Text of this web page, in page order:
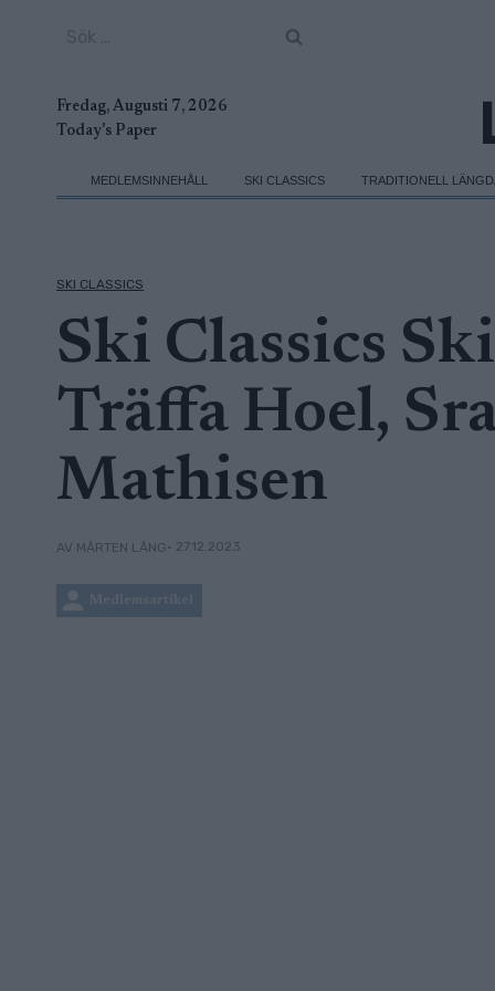
Fredag, Augusti 7, 2026
Today's Paper
MEDLEMSINNEHÅLL SKI CLASSICS TRADITIONELL
SKI CLASSICS
Ski Classics
Träffa Hoel,
Mathisen
AV MÅRTEN LÅNG• 27.12.2023
Medlemsartikel